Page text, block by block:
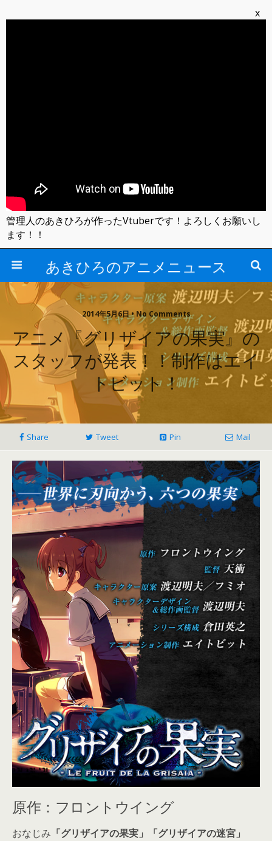
あきひろのアニメニュース
2014年5月6日 • No Comments
アニメ『グリザイアの果実』の
スタッフが発表！！制作はエイ
トビット！
Share Tweet Pin Mail
原作：フロントウイング
おなじみ 「グリザイアの果実」「グリザイアの迷宮」
x
管理人のあきひろが作ったVtuberです！よろしくお願いし
ます！！